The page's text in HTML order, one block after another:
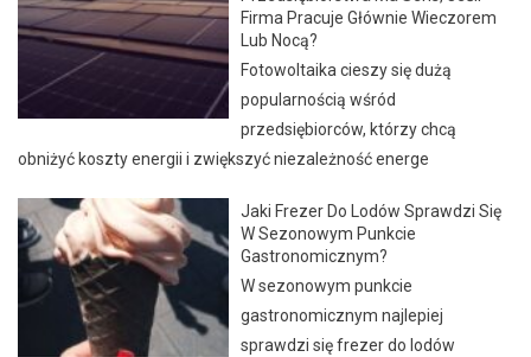
Firma Pracuje Głównie Wieczorem
Lub Nocą?
Fotowoltaika cieszy się dużą
popularnością wśród
przedsiębiorców, którzy chcą
obniżyć koszty energii i zwiększyć niezależność energe
Jaki Frezer Do Lodów Sprawdzi Się
W Sezonowym Punkcie
Gastronomicznym?
W sezonowym punkcie
gastronomicznym najlepiej
sprawdzi się frezer do lodów